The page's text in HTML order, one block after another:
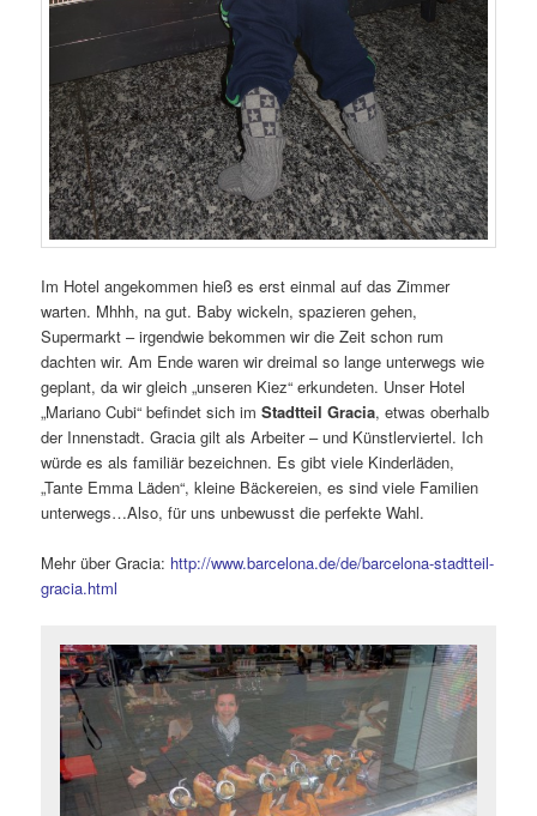
Im Hotel angekommen hieß es erst einmal auf das Zimmer
warten. Mhhh, na gut. Baby wickeln, spazieren gehen,
Supermarkt – irgendwie bekommen wir die Zeit schon rum
dachten wir. Am Ende waren wir dreimal so lange unterwegs wie
geplant, da wir gleich „unseren Kiez“ erkundeten. Unser Hotel
„Mariano Cubi“ befindet sich imStadtteil Gracia, etwas oberhalb
der Innenstadt. Gracia gilt als Arbeiter – und Künstlerviertel. Ich
würde es als familiär bezeichnen. Es gibt viele Kinderläden,
„Tante Emma Läden“, kleine Bäckereien, es sind viele Familien
unterwegs…Also, für uns unbewusst die perfekte Wahl.
Mehr über Gracia: http://www.barcelona.de/de/barcelona-stadtteil-
gracia.html